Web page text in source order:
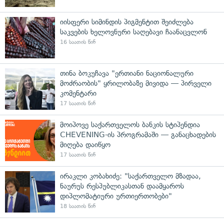
იისფერი სიმინდის პიგმენტით შეიძლება
საკვების ხელოვნური საღებავი ჩაანაცვლონ
16 საათის წინ
თინა ბოკუჩავა "ერთიანი ნაციონალური
მოძრაობის" ყრილობაზე მივიდა — პირველი
კომენტარი
17 საათის წინ
მოიპოვე საქართველოს ბანკის სტიპენდია
CHEVENING-ის პროგრამაში — განაცხადების
მიღება დაიწყო
17 საათის წინ
ირაკლი კობახიძე: "საქართველო მზადაა,
ნაურუს რესპუბლიკასთან დაამყაროს
დიპლომატიური ურთიერთობები"
18 საათის წინ